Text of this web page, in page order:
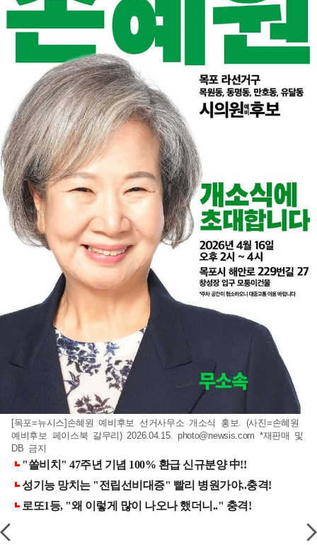
[목포=뉴시스]손혜원 예비후보 선거사무소 개소식 홍보. (사진=손혜원
예비후보 페이스북 갈무리) 2026.04.15. photo@newsis.com *재판매 및
DB 금지